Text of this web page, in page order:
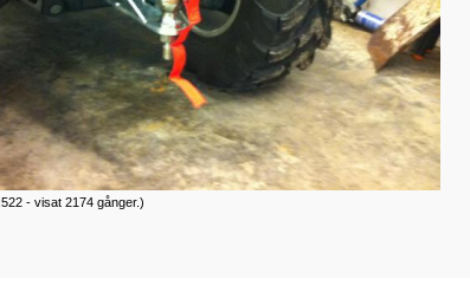
- visat 2174 gånger.)